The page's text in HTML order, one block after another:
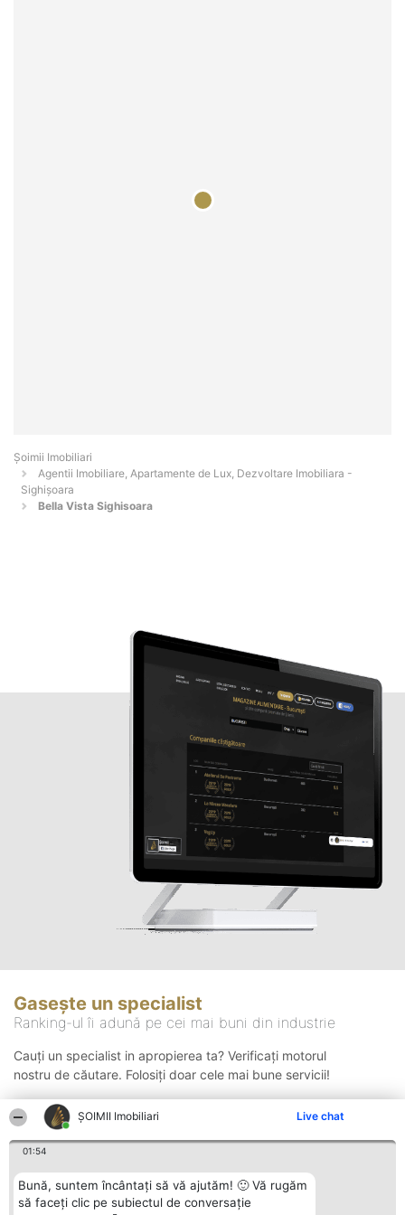
ȘOIMII Imobiliari Live chat
01:54
Bună, suntem încântați să vă ajutăm! 🙂 Vă rugăm
să faceți clic pe subiectul de conversație
Șoimii Imobiliari
Agentii Imobiliare, Apartamente de Lux, Dezvoltare Imobiliara -
Sighişoara
Bella Vista Sighisoara
Gasește un specialist
Ranking-ul îi adună pe cei mai buni din industrie
Cauți un specialist in apropierea ta? Verificați motorul
nostru de căutare. Folosiți doar cele mai bune servicii!